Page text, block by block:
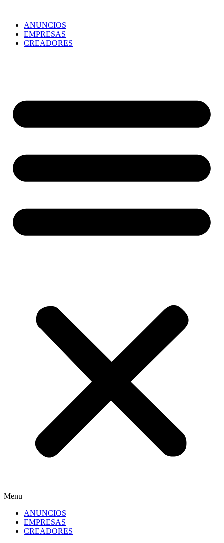
ANUNCIOS
EMPRESAS
CREADORES
Menu
ANUNCIOS
EMPRESAS
CREADORES